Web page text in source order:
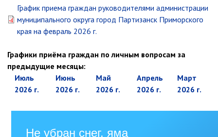
Заместители главы администрации
Управления
Финансовое управление
О финансовом управлении
График приема граждан руководителями администрации
муниципального округа город Партизанск Приморского
края на февраль 2026 г.
Графики приёма граждан по личным вопросам за
предыдущие месяцы:
июль
2026 г.
июнь
2026 г.
май
2026 г.
апрель
2026 г.
март
2026 г.